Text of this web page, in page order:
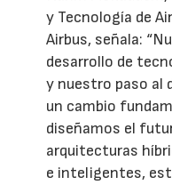
y Tecnología de
Airbus, señala:
desarrollo de
y nuestro paso al
un cambio
diseñamos el
arquitecturas
e inteligentes,